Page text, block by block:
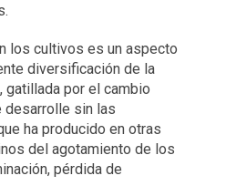
los cultivos es un aspecto
diversificación de la
gatillada por el cambio
desarrolle sin las
ha producido en otras
del agotamiento de los
pérdida de